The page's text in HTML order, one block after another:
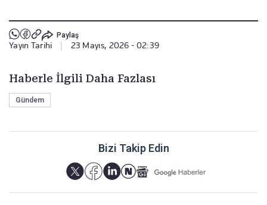
Paylaş
Yayın Tarihi 23 Mayıs, 2026 - 02:39
Haberle İlgili Daha Fazlası
Gündem
Bizi Takip Edin